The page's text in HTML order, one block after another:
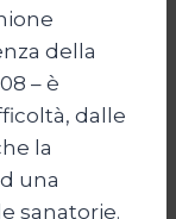
della
– è
dalle
la
una
sanatorie.